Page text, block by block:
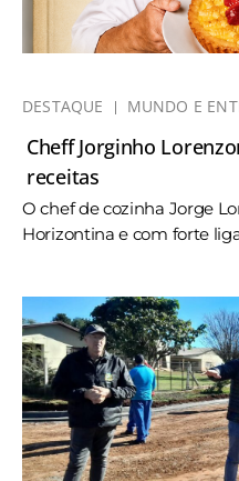
DESTAQUE MUNDO E
Cheff Jorginho
receitas
O chef de cozinha Jorge
Horizontina e com forte